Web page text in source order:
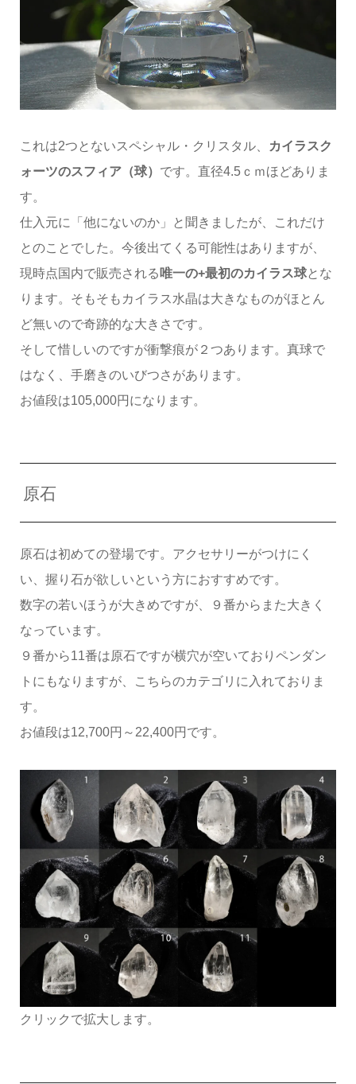
これは2つとないスペシャル・クリスタル、
カイラスク
ォーツのスフィア（球） です。直径4.5ｃｍほどありま
す。
仕入元に「他にないのか」と聞きましたが、これだけ
とのことでした。今後出てくる可能性はありますが、
現時点国内で販売される 唯一の+最初のカイラス球とな
ります。そもそもカイラス水晶は大きなものがほとん
ど無いので奇跡的な大きさです。
そして惜しいのですが衝撃痕が２つあります。真球で
はなく、手磨きのいびつさがあります。
お値段は105,000円になります。
原石
原石は初めての登場です。アクセサリーがつけにく
い、握り石が欲しいという方におすすめです。
数字の若いほうが大きめですが、９番からまた大きく
なっています。
９番から11番は原石ですが横穴が空いておりペンダン
トにもなりますが、こちらのカテゴリに入れておりま
す。
お値段は12,700円～22,400円です。
クリックで拡大します。